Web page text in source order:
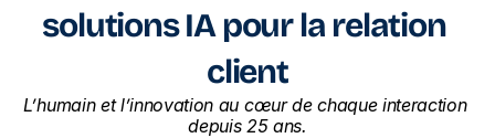
solutions IA pour la relation
client
L’humain et l’innovation au cœur de chaque interaction
depuis 25 ans.